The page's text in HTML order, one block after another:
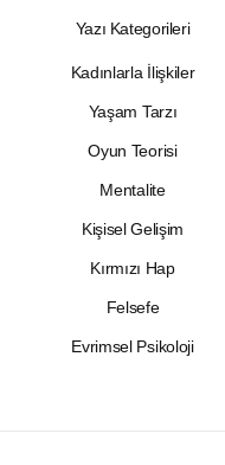
Yazı Kategorileri
Kadınlarla İlişkiler
Yaşam Tarzı
Oyun Teorisi
Mentalite
Kişisel Gelişim
Kırmızı Hap
Felsefe
Evrimsel Psikoloji